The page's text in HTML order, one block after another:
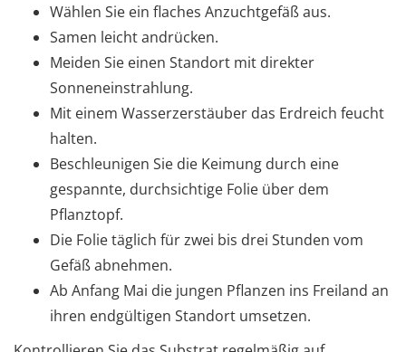
Wählen Sie ein flaches Anzuchtgefäß aus.
Samen leicht andrücken.
Meiden Sie einen Standort mit direkter
Sonneneinstrahlung.
Mit einem Wasserzerstäuber das Erdreich feucht
halten.
Beschleunigen Sie die Keimung durch eine
gespannte, durchsichtige Folie über dem
Pflanztopf.
Die Folie täglich für zwei bis drei Stunden vom
Gefäß abnehmen.
Ab Anfang Mai die jungen Pflanzen ins Freiland an
ihren endgültigen Standort umsetzen.